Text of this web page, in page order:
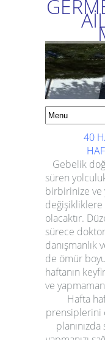
40
Gebelik
süren
birbirinize ve
değişikliklere
olacaktır.
sürece
danışmanlık
de ömür boyu
haftanın
ve
Hafta
prensiplerini